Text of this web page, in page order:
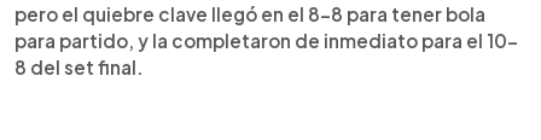
pero el quiebre clave llegó en el 8-8 para tener bola
para partido, y la completaron de inmediato para el 10-
8 del set final.